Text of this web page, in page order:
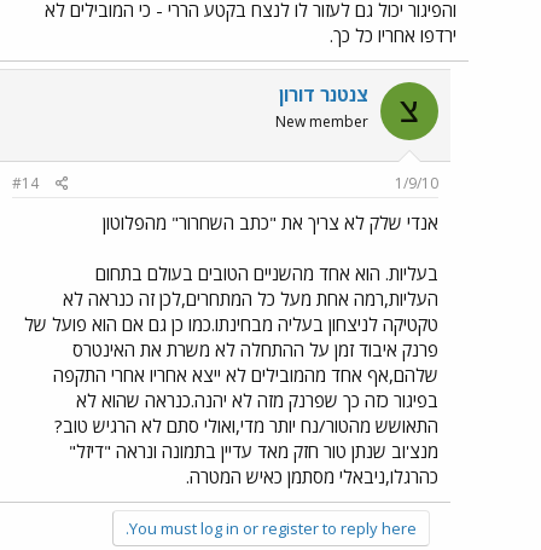
והפיגור יכול גם לעזור לו לנצח בקטע הררי - כי המובילים לא
ירדפו אחריו כל כך.
צ צנטנר דורון
New member
1/9/10
#14
אנדי שלק לא צריך את "כתב השחרור" מהפלוטון
בעליות. הוא אחד מהשניים הטובים בעולם בתחום
העליות,רמה אחת מעל כל המתחרים,לכן זה כנראה לא
טקטיקה לניצחון בעליה מבחינתו.כמו כן גם אם הוא פועל של
פרנק איבוד זמן על ההתחלה לא משרת את האינטרס
שלהם,אף אחד מהמובילים לא ייצא אחריו אחרי התקפה
בפיגור כזה כך שפרנק מזה לא יהנה.כנראה שהוא לא
התאושש מהטור/נח יותר מדי,ואולי סתם לא הרגיש טוב?
מנצ'וב שנתן טור חזק מאד עדיין בתמונה ונראה "דיזל"
כהרגלו,ניבאלי מסתמן כאיש המטרה.
You must log in or register to reply here.